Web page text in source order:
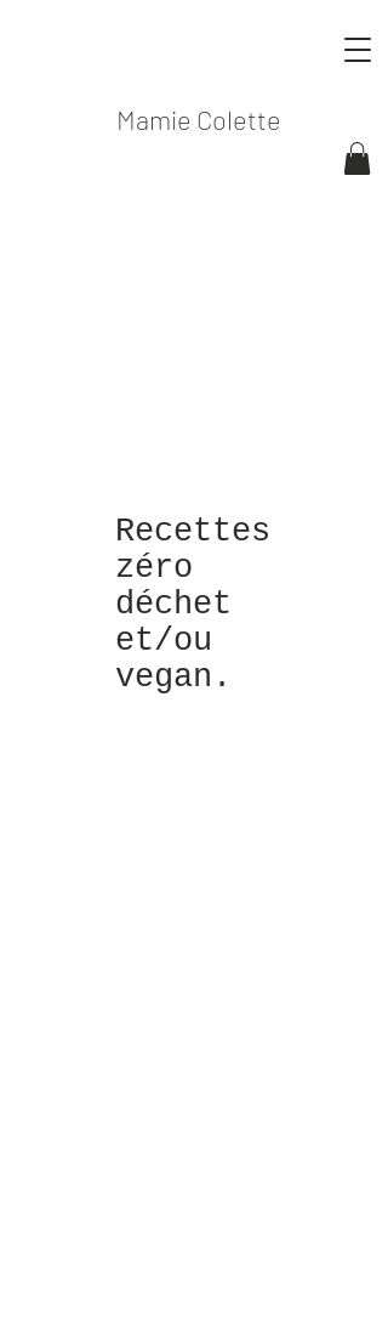
Mamie Colette
Recettes
zéro
déchet
et/ou
vegan.